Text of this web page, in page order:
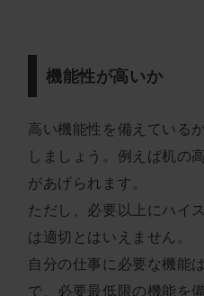
機能性が高いか
高い機能性を備えている
しましょう。例えば机の
があげられます。
ただし、必要以上にハイ
は適切とはいえません。
自分の仕事に必要な機能
で、必要最低限の機能を